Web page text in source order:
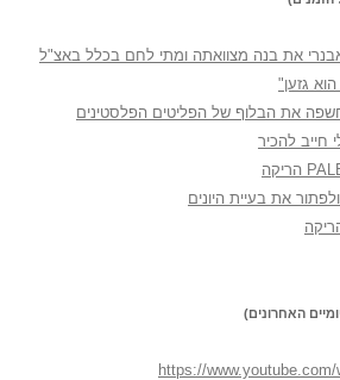
את בנה מצוואתה ומתי לחם בכלל באצ"ל
גזען"
את הבלוף של הפליטים הפלסטינים
חייב להכיר
את בעיית היונים
האחרונים)
https://www.youtube.com/